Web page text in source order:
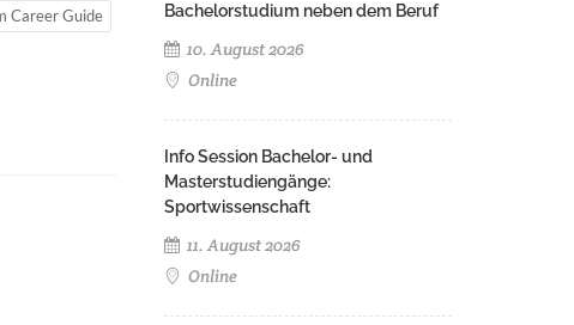
Career Guide Bachelorstudium neben dem Beruf
10. August 2026
Online
Info Session Bachelor- und
Masterstudiengänge:
Sportwissenschaft
11. August 2026
Online